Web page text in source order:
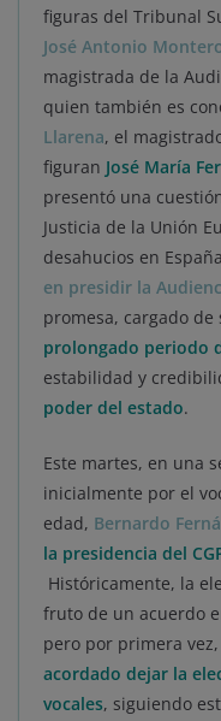
figuras del Tribunal
José Antonio
magistrada de la
quien también es
Llarena, el
figuran José María
presentó una
Justicia de la Unión
desahucios en
en presidir la
promesa, cargado
prolongado periodo
estabilidad y
poder del estado.
Este martes, en una
inicialmente por el
edad, Bernardo
la presidencia del
Históricamente, la
fruto de un acuerdo
pero por primera vez,
acordado dejar la
vocales, siguiendo